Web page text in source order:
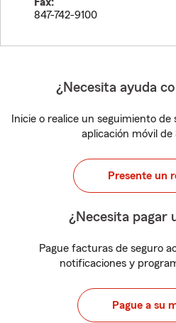
847-742-9100
¿Necesita ayuda
Inicie o realice un seguimiento
aplicación móvil de
Presente un
¿Necesita pagar
Pague facturas de seguro
notificaciones y
Pague a su